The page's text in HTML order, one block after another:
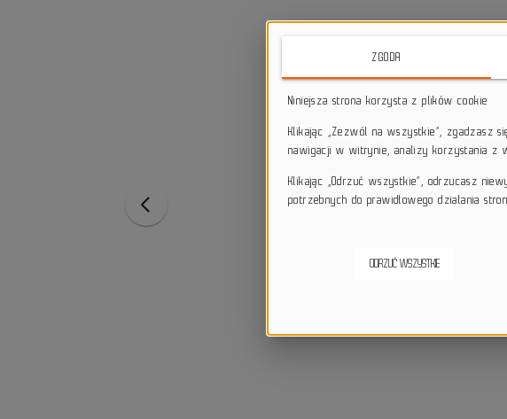
ZGODA
Niniejsza strona korzysta z plików cookie
Klikając „Zezwól na wszystkie”, zgadzasz
nawigacji w witrynie, analizy korzystania z
Klikając „Odrzuć wszystkie”, odrzucasz
potrzebnych do prawidłowego działania
ODRZUĆ WSZYSTKIE